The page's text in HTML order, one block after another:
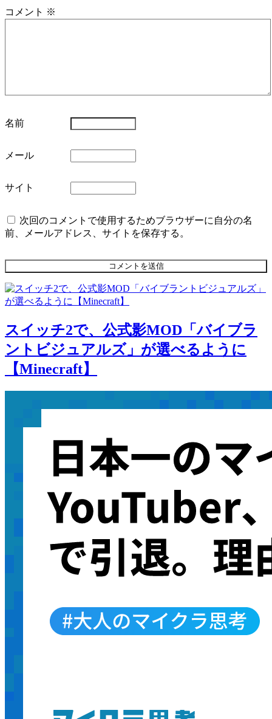
コメント ※
名前
メール
サイト
次回のコメントで使用するためブラウザーに自分の名
前、メールアドレス、サイトを保存する。
スイッチ2で、公式影MOD「バイブラ
ントビジュアルズ」が選べるように
【Minecraft】